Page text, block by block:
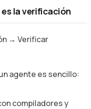
la verificación
→ Verificar
agente es sencillo:
compiladores y